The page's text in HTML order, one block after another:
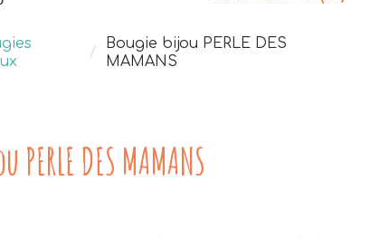
Bougie bijou PERLE DES
MAMANS
DES MAMANS